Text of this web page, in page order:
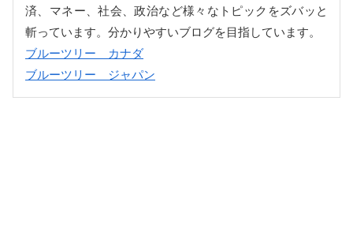
済、マネー、社会、政治など様々なトピックをズバッと
斬っています。分かりやすいブログを目指しています。
ブルーツリー カナダ
ブルーツリー ジャパン